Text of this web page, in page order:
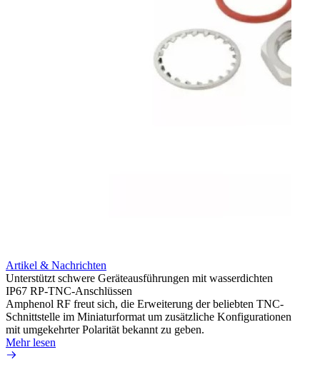
Artikel & Nachrichten
Unterstützt schwere Geräteausführungen mit wasserdichten
IP67 RP-TNC-Anschlüssen
Amphenol RF freut sich, die Erweiterung der beliebten TNC-
Schnittstelle im Miniaturformat um zusätzliche Konfigurationen
mit umgekehrter Polarität bekannt zu geben.
Mehr lesen